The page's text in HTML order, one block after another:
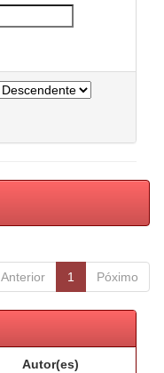
Anterior 1 Póximo
Autor(es)